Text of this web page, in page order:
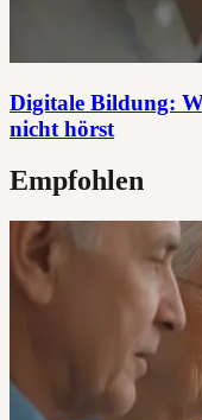
Digitale Bildung:
nicht hörst
Empfohlen